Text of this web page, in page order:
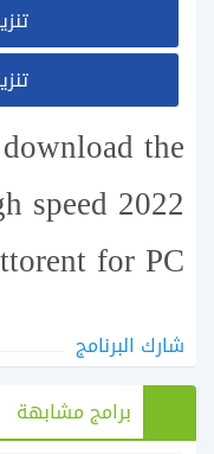
the
speed 2022
for PC
شارك البرنامج
برامج مشابهة